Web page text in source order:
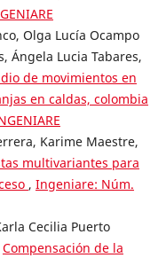
Olga Lucía Ocampo
Ángela Lucia Tabares,
de movimientos en
en caldas, colombia
Karime Maestre,
multivariantes para
, Ingeniare: Núm.
Cecilia Puerto
Compensación de la